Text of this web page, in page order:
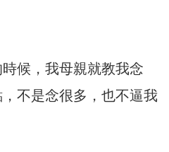
候，我母親就教我念
，不是念很多，也不逼我